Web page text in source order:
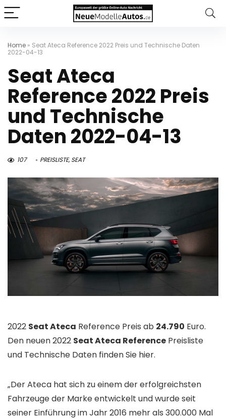
Home » Seat Ateca Reference 2022 Preis und Technische Daten
2022-04-13
Seat Ateca
Reference 2022 Preis
und Technische
Daten 2022-04-13
107 PREISLISTE,SEAT
2022 Seat Ateca Reference Preis ab 24.790 Euro.
Den neuen 2022 Seat Ateca Reference Preisliste
und Technische Daten finden Sie hier.
„Der Ateca hat sich zu einem der erfolgreichsten
Fahrzeuge der Marke entwickelt und wurde seit
seiner Einführung im Jahr 2016 mehr als 300.000 Mal